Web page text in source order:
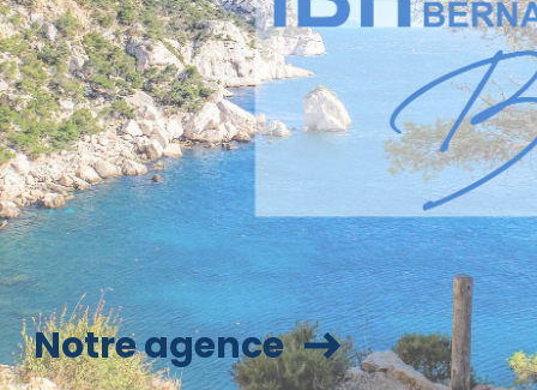
notre agence